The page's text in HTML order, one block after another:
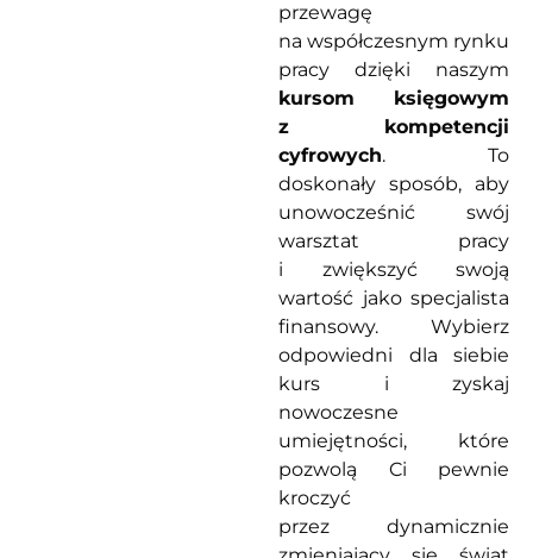
przewagę
na współczesnym rynku
pracy dzięki naszym
kursom księgowym
z kompetencji
cyfrowych. To
doskonały sposób, aby
unowocześnić swój
warsztat pracy
i zwiększyć swoją
wartość jako specjalista
finansowy. Wybierz
odpowiedni dla siebie
kurs i zyskaj
nowoczesne
umiejętności, które
pozwolą Ci pewnie
kroczyć
przez dynamicznie